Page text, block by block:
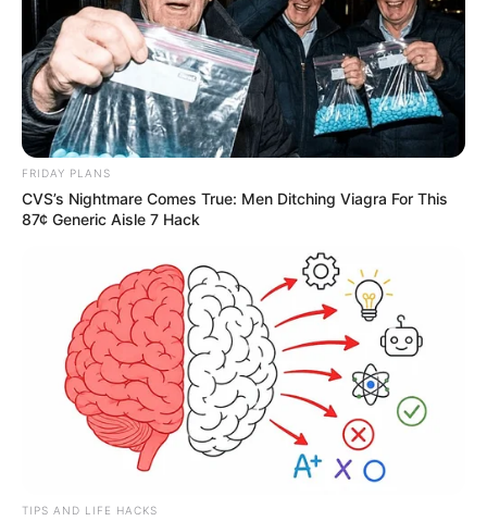
FRIDAY PLANS
CVS’s Nightmare Comes True: Men Ditching Viagra For This
87¢ Generic Aisle 7 Hack
TIPS AND LIFE HACKS